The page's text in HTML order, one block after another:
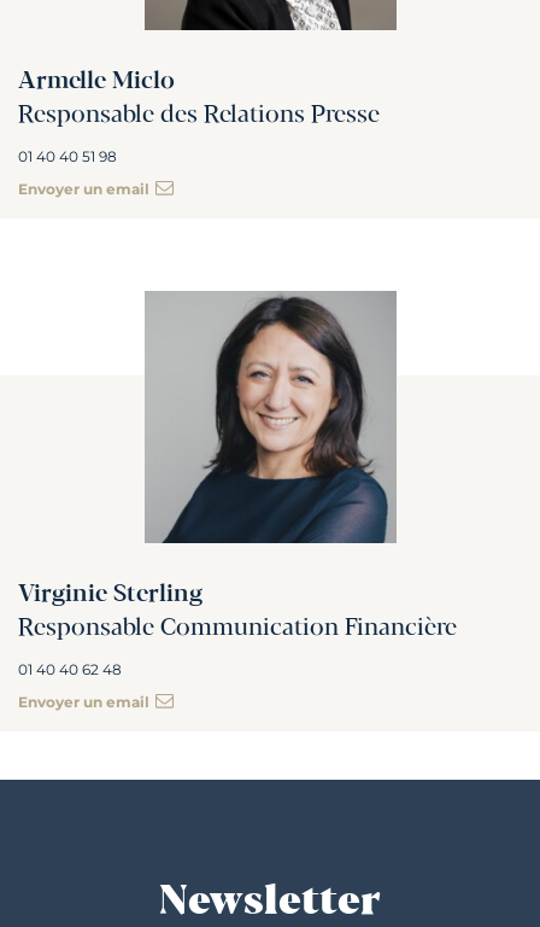
Armelle Miclo
Responsable des Relations Presse
01 40 40 51 98
Envoyer un email
Virginie Sterling
Responsable Communication Financière
01 40 40 62 48
Envoyer un email
Newsletter